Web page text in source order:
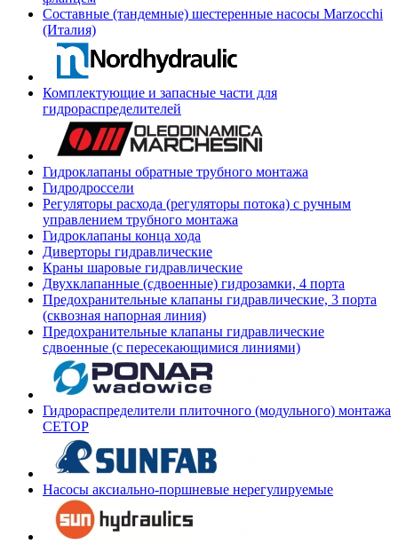
Составные (тандемные) шестеренные насосы Marzocchi
(Италия)
Комплектующие и запасные части для
гидрораспределителей
Гидроклапаны обратные трубного монтажа
Гидродроссели
Регуляторы расхода (регуляторы потока) с ручным
управлением трубного монтажа
Гидроклапаны конца хода
Диверторы гидравлические
Краны шаровые гидравлические
Двухклапанные (сдвоенные) гидрозамки, 4 порта
Предохранительные клапаны гидравлические, 3 порта
(сквозная напорная линия)
Предохранительные клапаны гидравлические
сдвоенные (с пересекающимися линиями)
Гидрораспределители плиточного (модульного) монтажа
СЕТОР
Насосы аксиально-поршневые нерегулируемые